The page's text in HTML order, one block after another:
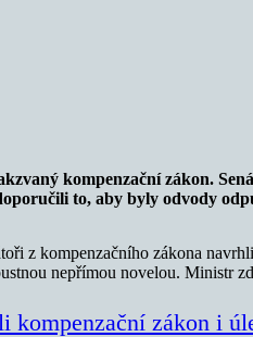
kompenzační zákon.
to, aby byly odvody
z kompenzačního zákona
nepřímou novelou. Ministr
kompenzační zákon i